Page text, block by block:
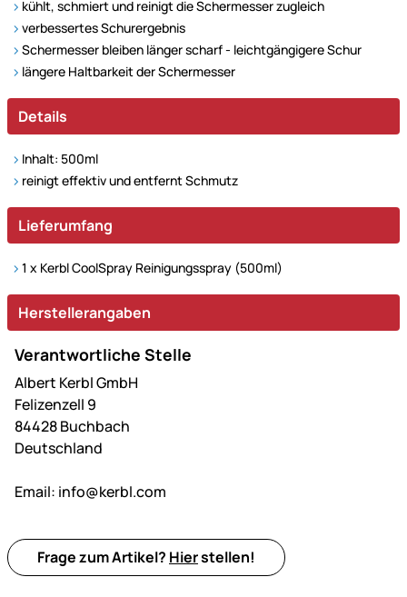
kühlt, schmiert und reinigt die Schermesser zugleich
verbessertes Schurergebnis
Schermesser bleiben länger scharf - leichtgängigere Schur
längere Haltbarkeit der Schermesser
Details
Inhalt: 500ml
reinigt effektiv und entfernt Schmutz
Lieferumfang
1 x Kerbl CoolSpray Reinigungsspray (500ml)
Herstellerangaben
Verantwortliche Stelle
Albert Kerbl GmbH
Felizenzell 9
84428 Buchbach
Deutschland
Email: info@kerbl.com
Frage zum Artikel? Hierstellen!